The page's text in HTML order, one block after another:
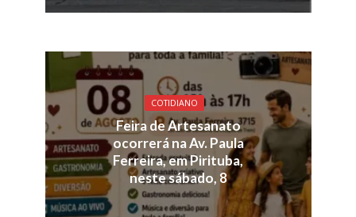
COTIDIANO
Feira de Artesanato
ocorrerá na Av. Paula
Ferreira, em Pirituba,
neste sábado, 8